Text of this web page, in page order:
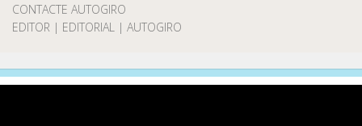
CONTACTE AUTOGIRO
EDITOR | EDITORIAL | AUTOGIRO